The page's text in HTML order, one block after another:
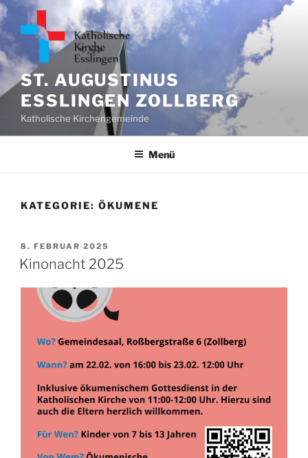
Zum
Inhalt
springen
ST. AUGUSTINUS
ESSLINGEN ZOLLBERG
Katholische Kirchengemeinde
Menü
KATEGORIE: ÖKUMENE
VERÖFFENTLICHT
AM
8. FEBRUAR 2025
Kinonacht 2025